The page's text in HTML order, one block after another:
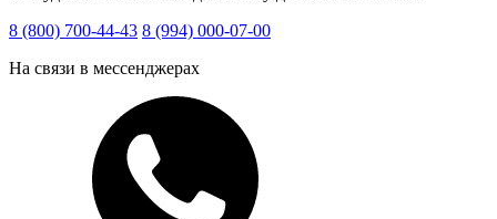
8 (800) 700-44-43 8 (994) 000-07-00
На связи в мессенджерах